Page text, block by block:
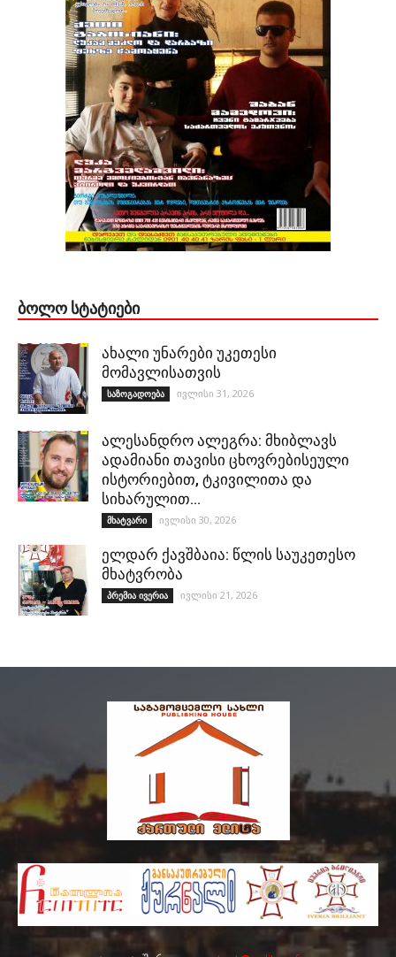
ᲑᲝᲚᲝ ᲡᲢᲐᲢᲘᲔᲑᲘ
ახალი უნარები უკეთესი
მომავლისათვის
საზოგადოება ივლისი 31, 2026
ალესანდრო ალეგრა: მხიბლავს
ადამიანი თავისი ცხოვრებისეული
ისტორიებით, ტკივილითა და
სიხარულით…
მხატვარი ივლისი 30, 2026
ელდარ ქავშბაია: წლის საუკეთესო
მხატვრობა
პრემია ივერია ივლისი 21, 2026